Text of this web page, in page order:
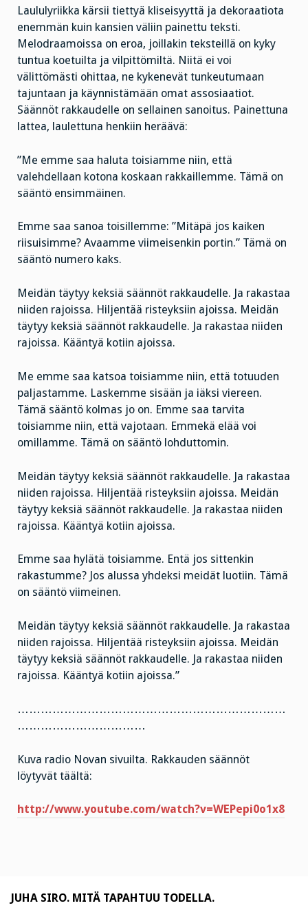
Laululyriikka kärsii tiettyä kliseisyyttä ja dekoraatiota
enemmän kuin kansien väliin painettu teksti.
Melodraamoissa on eroa, joillakin teksteillä on kyky
tuntua koetuilta ja vilpittömiltä. Niitä ei voi
välittömästi ohittaa, ne kykenevät tunkeutumaan
tajuntaan ja käynnistämään omat assosiaatiot.
Säännöt rakkaudelle on sellainen sanoitus. Painettuna
lattea, laulettuna henkiin heräävä:
”Me emme saa haluta toisiamme niin, että
valehdellaan kotona koskaan rakkaillemme. Tämä on
sääntö ensimmäinen.
Emme saa sanoa toisillemme: ”Mitäpä jos kaiken
riisuisimme? Avaamme viimeisenkin portin.” Tämä on
sääntö numero kaks.
Meidän täytyy keksiä säännöt rakkaudelle. Ja rakastaa
niiden rajoissa. Hiljentää risteyksiin ajoissa. Meidän
täytyy keksiä säännöt rakkaudelle. Ja rakastaa niiden
rajoissa. Kääntyä kotiin ajoissa.
Me emme saa katsoa toisiamme niin, että totuuden
paljastamme. Laskemme sisään ja iäksi viereen.
Tämä sääntö kolmas jo on. Emme saa tarvita
toisiamme niin, että vajotaan. Emmekä elää voi
omillamme. Tämä on sääntö lohduttomin.
Meidän täytyy keksiä säännöt rakkaudelle. Ja rakastaa
niiden rajoissa. Hiljentää risteyksiin ajoissa. Meidän
täytyy keksiä säännöt rakkaudelle. Ja rakastaa niiden
rajoissa. Kääntyä kotiin ajoissa.
Emme saa hylätä toisiamme. Entä jos sittenkin
rakastumme? Jos alussa yhdeksi meidät luotiin. Tämä
on sääntö viimeinen.
Meidän täytyy keksiä säännöt rakkaudelle. Ja rakastaa
niiden rajoissa. Hiljentää risteyksiin ajoissa. Meidän
täytyy keksiä säännöt rakkaudelle. Ja rakastaa niiden
rajoissa. Kääntyä kotiin ajoissa.”
……………………………………………………………
……………………………
Kuva radio Novan sivuilta. Rakkauden säännöt
löytyvät täältä:
http://www.youtube.com/watch?v=WEPepi0o1x8
JUHA SIRO. MITÄ TAPAHTUU TODELLA.